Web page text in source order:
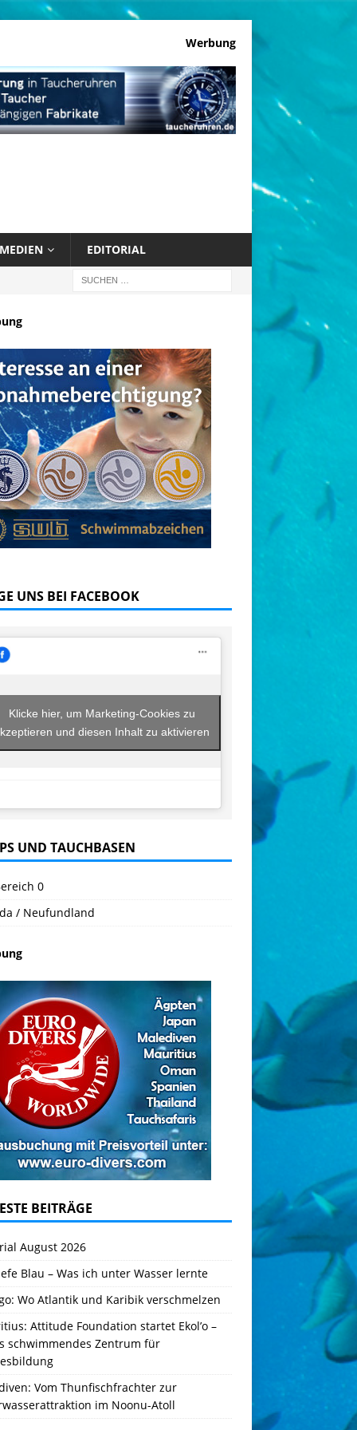
Werbung
MEDIEN EDITORIAL
UNS BEI FACEBOOK
Klicke hier, um Marketing-Cookies zu
und diesen Inhalt zu aktivieren
UND TAUCHBASEN
0
/ Neufundland
BEITRÄGE
August 2026
Blau – Was ich unter Wasser lernte
Wo Atlantik und Karibik verschmelzen
Attitude Foundation startet Ekol’o –
schwimmendes Zentrum für
Vom Thunfischfrachter zur
im Noonu-Atoll